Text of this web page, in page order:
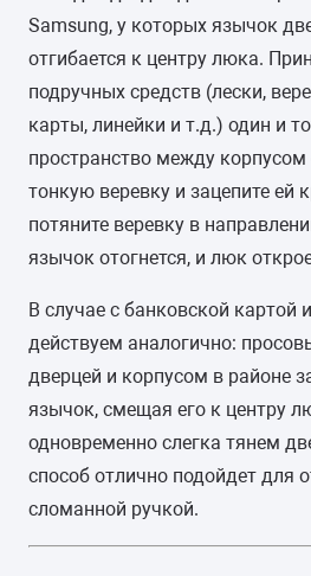
Samsung, у которых язычок
отгибается к центру люка.
подручных средств (лески,
карты, линейки и т.д.) один и
пространство между
тонкую веревку и зацепите ей
потяните веревку в
язычок отогнется, и люк
В случае с банковской картой
действуем аналогично:
дверцей и корпусом в районе
язычок, смещая его к центру
одновременно слегка тянем
способ отлично подойдет для
сломанной ручкой.